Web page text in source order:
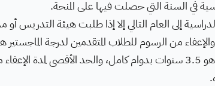
في السنة التي حصلت فيها على المنحة.
إلى العام التالي إلا إذا طلبت هيئة التدريس
من الرسوم للطلاب المتقدمين لدرجة